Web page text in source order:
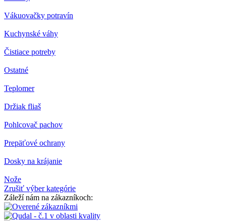
Vákuovačky potravín
Kuchynské váhy
Čistiace potreby
Ostatné
Teplomer
Držiak fliaš
Pohlcovač pachov
Prepäťové ochrany
Dosky na krájanie
Nože
Zrušiť výber kategórie
Záleží nám na zákazníkoch: